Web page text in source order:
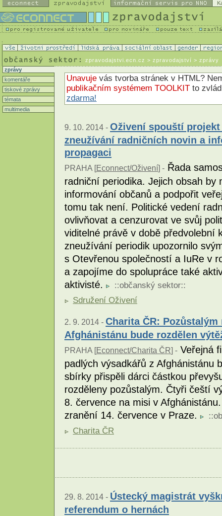
zpravodajstvi.ecn.cz > zpravodajství > zprávy
zprávy
komentáře
tiskové zprávy
témata
multimedia
Unavuje vás tvorba stránek v HTML?
publikačním systémem TOOLKIT to
zdarma!
9. 10. 2014 - Oživení spouští
zneužívání radničních novin a
propagaci
PRAHA [Econnect/Oživení] - Řada
radniční periodika. Jejich obsah by
informování občanů a podpořit
tomu tak není. Politické vedení
ovlivňovat a cenzurovat ve svůj
viditelné právě v době předvolební
zneužívání periodik upozornilo
s Otevřenou společností a IuRe v
a zapojíme do spolupráce také
aktivisté.
::občanský sektor::
Sdružení Oživení
2. 9. 2014 - Charita ČR:
Afghánistánu bude rozdělen
PRAHA [Econnect/Charita ČR] - Veřejná
padlých výsadkářů z Afghánistánu
sbírky přispěli dárci částkou
rozděleny pozůstalým. Čtyři čeští
8. července na misi v
zranění 14. července v Praze.
::
Charita ČR
29. 8. 2014 - Ústecký magistrát
referendum o hernách